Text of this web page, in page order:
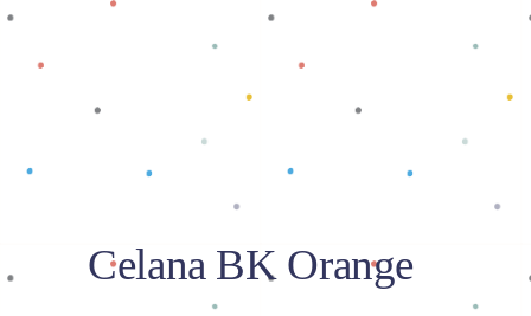
Celana BK Orange